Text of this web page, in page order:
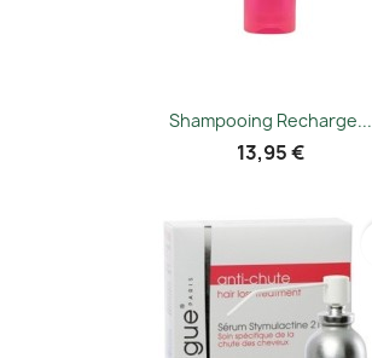
Shampooing Recharge...
13,95 €